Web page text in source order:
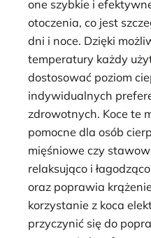
one szybkie i
otoczenia, co jest
dni i noce. Dzięki
temperatury każdy
dostosować poziom
indywidualnych
zdrowotnych. Koce te
pomocne dla osób
mięśniowe czy
relaksująco i
oraz poprawia
korzystanie z koca
przyczynić się do